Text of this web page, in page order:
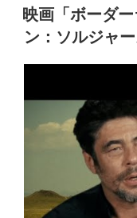
稿
日:
映画「ボーダ
ン：ソルジャ